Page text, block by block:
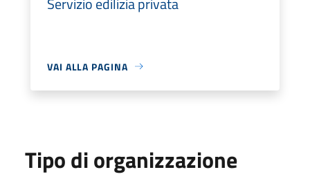
VAI ALLA PAGINA
Tipo di organizzazione